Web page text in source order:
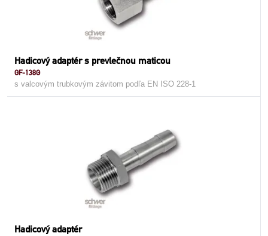
Hadicový adaptér s prevlečnou maticou
GF-138G
s valcovým trubkovým závitom podľa EN ISO 228-1
Hadicový adaptér